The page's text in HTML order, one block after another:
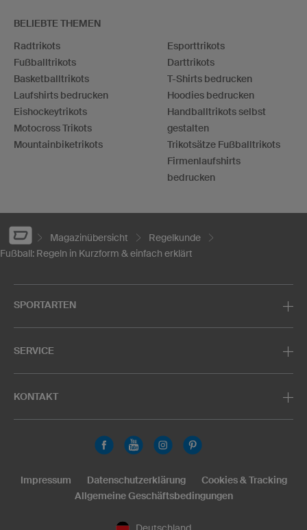
BELIEBTE THEMEN
Radtrikots
Fußballtrikots
Basketballtrikots
Laufshirts bedrucken
Eishockeytrikots
Motocross Trikots
Mountainbiketrikots
Esporttrikots
Darttrikots
T-Shirts bedrucken
Hoodies bedrucken
Handballtrikots selbst
gestalten
Trikotsätze Fußballtrikots
Firmenlaufshirts
bedrucken
Magazinübersicht
Regelkunde
Fußball: Regeln in Kurzform & einfach erklärt
SPORTARTEN
SERVICE
KONTAKT
Impressum Datenschutzerklärung
Cookies & Tracking
Allgemeine Geschäftsbedingungen